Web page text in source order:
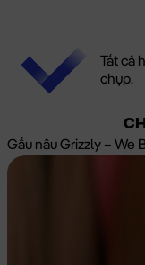
Tất cả
chụp.
Gấu nâu Grizzly – We